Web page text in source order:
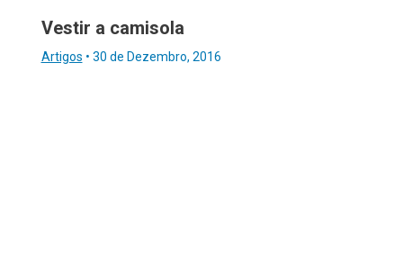
Vestir a camisola
Artigos • 30 de Dezembro, 2016